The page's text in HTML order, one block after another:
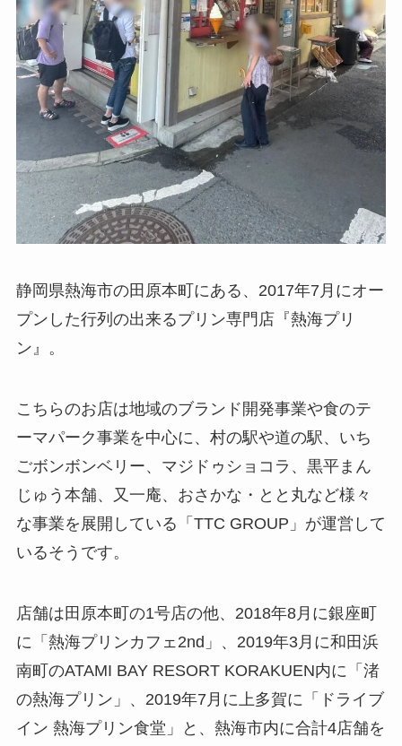
静岡県熱海市の田原本町にある、2017年7月にオー
プンした行列の出来るプリン専門店『熱海プリ
ン』。
こちらのお店は地域のブランド開発事業や食のテ
ーマパーク事業を中心に、村の駅や道の駅、いち
ごボンボンベリー、マジドゥショコラ、黒平まん
じゅう本舗、又一庵、おさかな・とと丸など様々
な事業を展開している「TTC GROUP」が運営して
いるそうです。
店舗は田原本町の1号店の他、2018年8月に銀座町
に「熱海プリンカフェ2nd」、2019年3月に和田浜
南町のATAMI BAY RESORT KORAKUEN内に「渚
の熱海プリン」、2019年7月に上多賀に「ドライブ
イン 熱海プリン食堂」と、熱海市内に合計4店舗を